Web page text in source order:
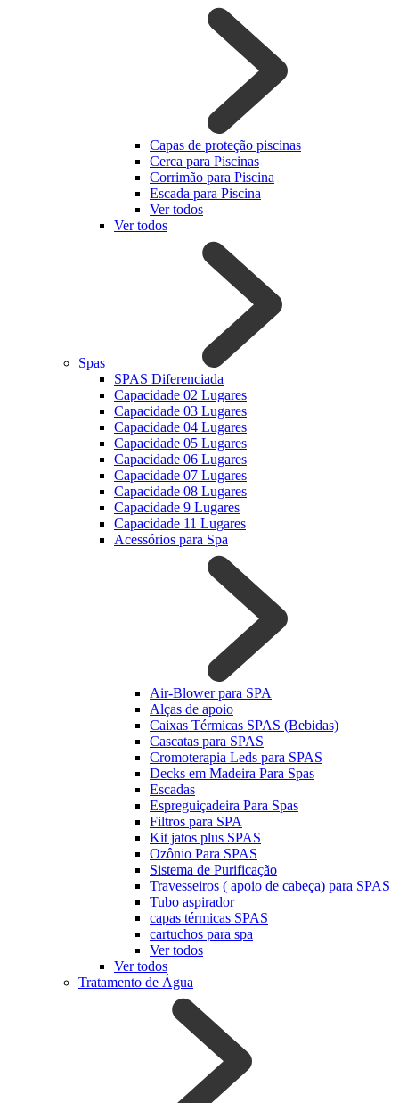
Capas de proteção piscinas
Cerca para Piscinas
Corrimão para Piscina
Escada para Piscina
Ver todos
Ver todos
Spas
SPAS Diferenciada
Capacidade 02 Lugares
Capacidade 03 Lugares
Capacidade 04 Lugares
Capacidade 05 Lugares
Capacidade 06 Lugares
Capacidade 07 Lugares
Capacidade 08 Lugares
Capacidade 9 Lugares
Capacidade 11 Lugares
Acessórios para Spa
Air-Blower para SPA
Alças de apoio
Caixas Térmicas SPAS (Bebidas)
Cascatas para SPAS
Cromoterapia Leds para SPAS
Decks em Madeira Para Spas
Escadas
Espreguiçadeira Para Spas
Filtros para SPA
Kit jatos plus SPAS
Ozônio Para SPAS
Sistema de Purificação
Travesseiros ( apoio de cabeça) para SPAS
Tubo aspirador
capas térmicas SPAS
cartuchos para spa
Ver todos
Ver todos
Tratamento de Água